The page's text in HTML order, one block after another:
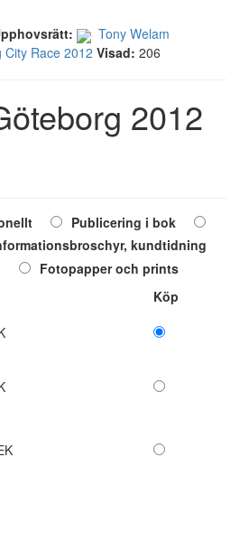
Tony Welam
Race 2012 Visad: 206
2012
Publicering i bok
kundtidning
Fotopapper och prints
Köp